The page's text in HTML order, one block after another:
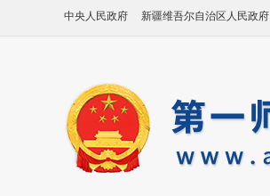
中央人民政府 新疆维吾尔自治区人民政府